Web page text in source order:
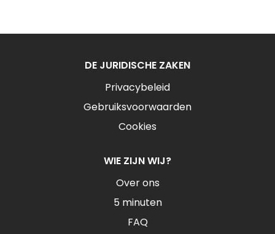
DE JURIDISCHE ZAKEN
Privacybeleid
Gebruiksvoorwaarden
Cookies
WIE ZIJN WIJ?
Over ons
5 minuten
FAQ